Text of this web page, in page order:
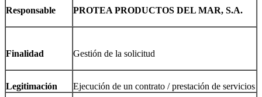
Responsable PROTEA PRODUCTOS DEL MAR, S.A.
Finalidad Gestión de la solicitud
Legitimación Ejecución de un contrato / prestación de servicios